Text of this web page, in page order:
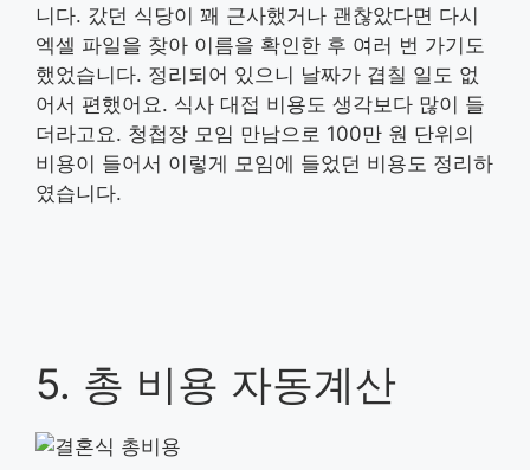
니다. 갔던 식당이 꽤 근사했거나 괜찮았다면 다시
엑셀 파일을 찾아 이름을 확인한 후 여러 번 가기도
했었습니다. 정리되어 있으니 날짜가 겹칠 일도 없
어서 편했어요. 식사 대접 비용도 생각보다 많이 들
더라고요. 청첩장 모임 만남으로 100만 원 단위의
비용이 들어서 이렇게 모임에 들었던 비용도 정리하
였습니다.
5. 총 비용 자동계산